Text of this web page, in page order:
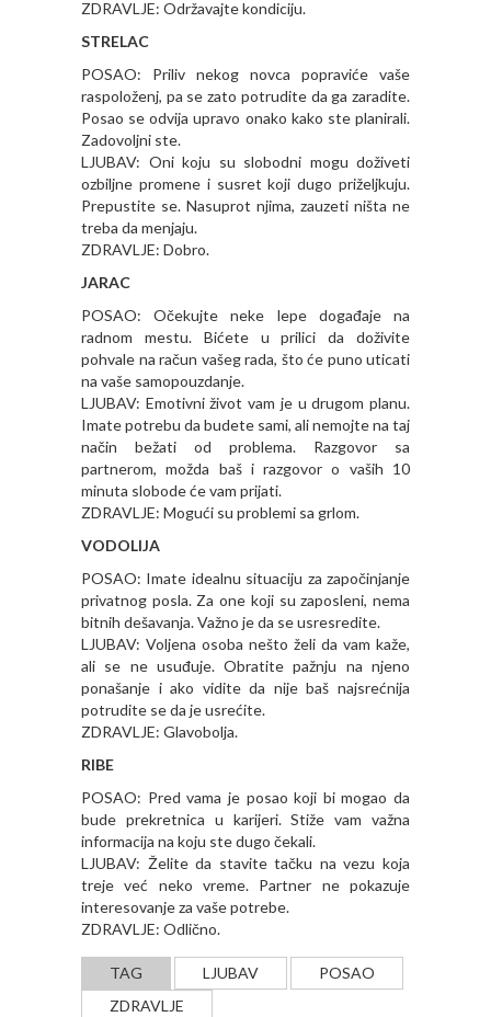
ZDRAVLJE: Održavajte kondiciju.
STRELAC
POSAO: Priliv nekog novca popraviće vaše
raspoloženj, pa se zato potrudite da ga zaradite.
Posao se odvija upravo onako kako ste planirali.
Zadovoljni ste.
LJUBAV: Oni koju su slobodni mogu doživeti
ozbiljne promene i susret koji dugo priželjkuju.
Prepustite se. Nasuprot njima, zauzeti ništa ne
treba da menjaju.
ZDRAVLJE: Dobro.
JARAC
POSAO: Očekujte neke lepe događaje na
radnom mestu. Bićete u prilici da doživite
pohvale na račun vašeg rada, što će puno uticati
na vaše samopouzdanje.
LJUBAV: Emotivni život vam je u drugom planu.
Imate potrebu da budete sami, ali nemojte na taj
način bežati od problema. Razgovor sa
partnerom, možda baš i razgovor o vaših 10
minuta slobode će vam prijati.
ZDRAVLJE: Mogući su problemi sa grlom.
VODOLIJA
POSAO: Imate idealnu situaciju za započinjanje
privatnog posla. Za one koji su zaposleni, nema
bitnih dešavanja. Važno je da se usresredite.
LJUBAV: Voljena osoba nešto želi da vam kaže,
ali se ne usuđuje. Obratite pažnju na njeno
ponašanje i ako vidite da nije baš najsrećnija
potrudite se da je usrećite.
ZDRAVLJE: Glavobolja.
RIBE
POSAO: Pred vama je posao koji bi mogao da
bude prekretnica u karijeri. Stiže vam važna
informacija na koju ste dugo čekali.
LJUBAV: Želite da stavite tačku na vezu koja
treje već neko vreme. Partner ne pokazuje
interesovanje za vaše potrebe.
ZDRAVLJE: Odlično.
TAG LJUBAV
POSAO
ZDRAVLJE